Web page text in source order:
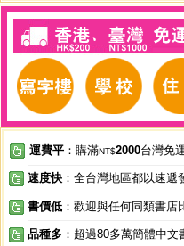
運費平 ：購滿NT$2000台灣免
速度快 ：全台灣地區都以速遞
書價低 ：歡迎與任何同類書店
品種多 ：超過80多萬簡體中文